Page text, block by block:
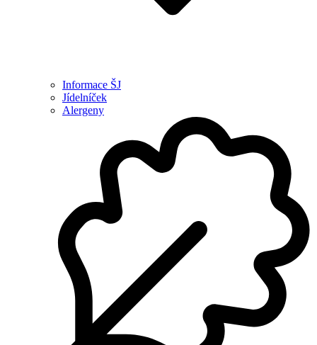
Informace ŠJ
Jídelníček
Alergeny